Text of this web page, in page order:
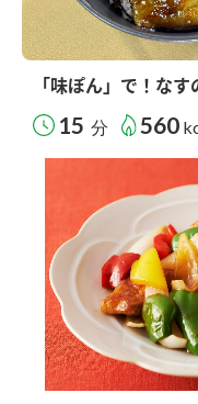
「味ぽん」で！な
15 分 560